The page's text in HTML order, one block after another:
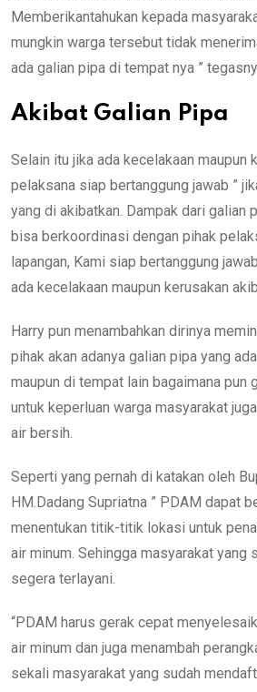
Memberikantahukan kepada
mungkin warga tersebut tidak
ada galian pipa di tempat nya ”
Akibat Galian Pipa
Selain itu jika ada kecelakaan maupun
pelaksana siap bertanggung jawab ”
yang di akibatkan. Dampak dari galian
bisa berkoordinasi dengan pihak
lapangan, Kami siap bertanggung
ada kecelakaan maupun kerusakan
Harry pun menambahkan dirinya
pihak akan adanya galian pipa yang
maupun di tempat lain bagaimana pun
untuk keperluan warga masyarakat
air bersih.
Seperti yang pernah di katakan oleh
HM.Dadang Supriatna ” PDAM dapat
menentukan titik-titik lokasi untuk
air minum. Sehingga masyarakat yang
segera terlayani.
“PDAM harus gerak cepat
air minum dan juga menambah
sekali masyarakat yang sudah